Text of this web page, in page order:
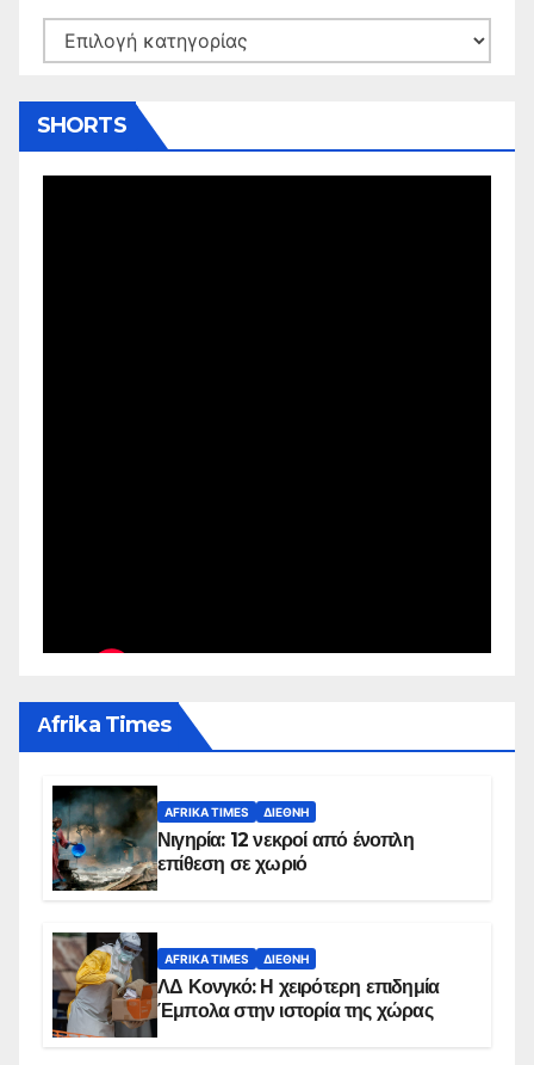
Kατηγορίες
SHORTS
Αfrika Times
AFRIKA TIMES ΔΙΕΘΝΉ
Νιγηρία: 12 νεκροί από ένοπλη
επίθεση σε χωριό
AFRIKA TIMES ΔΙΕΘΝΉ
ΛΔ Κονγκό: Η χειρότερη επιδημία
Έμπολα στην ιστορία της χώρας